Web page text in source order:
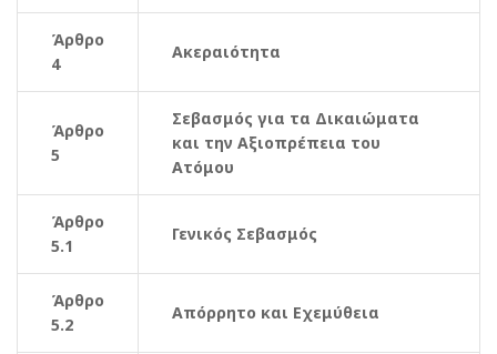
Άρθρο
4
Ακεραιότητα
Άρθρο
5
Σεβασμός για τα Δικαιώματα
και την Αξιοπρέπεια του
Ατόμου
Άρθρο
5.1
Γενικός Σεβασμός
Άρθρο
5.2
Απόρρητο και Εχεμύθεια